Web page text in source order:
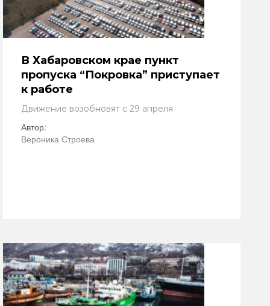
В Хабаровском крае пункт
пропуска “Покровка” приступает
к работе
Движение возобновят с 29 апреля
Автор:
Вероника Строева